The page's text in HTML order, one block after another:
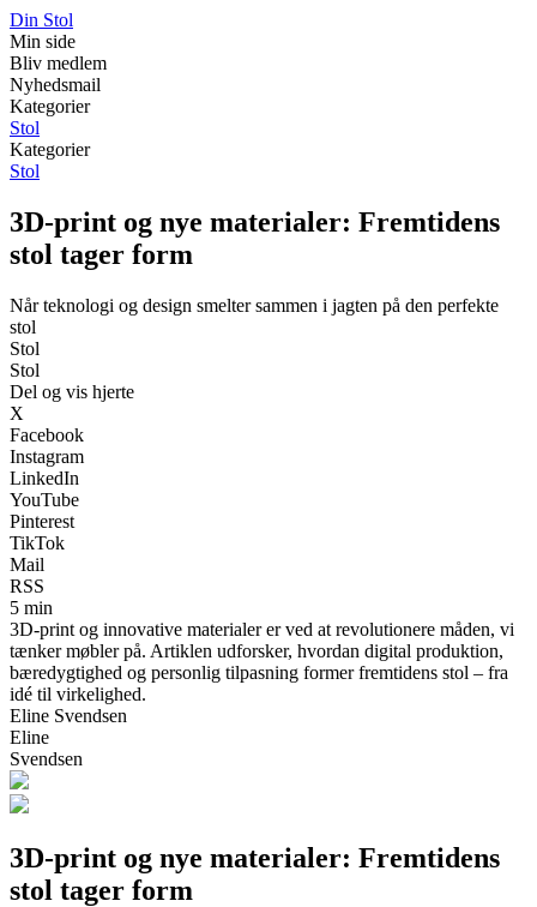
Din Stol
Min side
Bliv medlem
Nyhedsmail
Kategorier
Stol
Kategorier
Stol
3D-print og nye materialer: Fremtidens
stol tager form
Når teknologi og design smelter sammen i jagten på den perfekte
stol
Stol
Stol
Del og vis hjerte
X
Facebook
Instagram
LinkedIn
YouTube
Pinterest
TikTok
Mail
RSS
5 min
3D-print og innovative materialer er ved at revolutionere måden, vi
tænker møbler på. Artiklen udforsker, hvordan digital produktion,
bæredygtighed og personlig tilpasning former fremtidens stol – fra
idé til virkelighed.
Eline Svendsen
Eline
Svendsen
3D-print og nye materialer: Fremtidens
stol tager form